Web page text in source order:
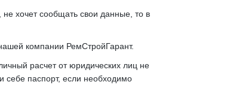
хочет сообщать свои данные, то в
компании РемСтройГарант.
расчет от юридических лиц не
паспорт, если необходимо